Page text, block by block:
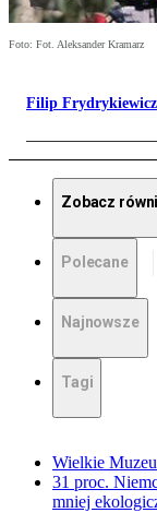
Foto: Fot. Aleksander Kramarz
Filip Frydrykiewicz
Zobacz
Polecane
Najnowsze
Tagi
Wielkie
31 proc.
mniej